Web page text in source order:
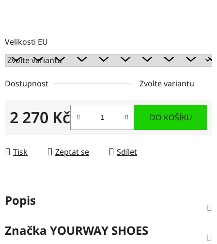
Velikosti EU
Dostupnost Zvolte variantu
2 270 Kč DO KOŠÍKU
Tisk Zeptat se Sdílet
Popis
Značka YOURWAY SHOES